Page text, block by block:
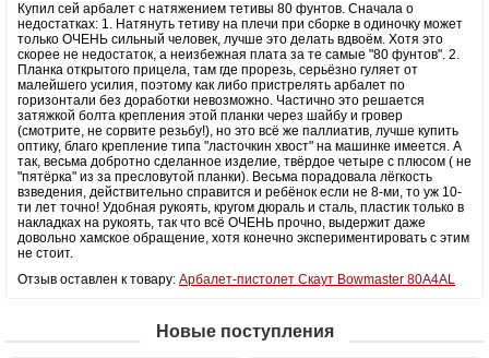
Купил сей арбалет с натяжением тетивы 80 фунтов. Сначала о
недостатках: 1. Натянуть тетиву на плечи при сборке в одиночку может
только ОЧЕНЬ сильный человек, лучше это делать вдвоём. Хотя это
скорее не недостаток, а неизбежная плата за те самые "80 фунтов". 2.
Планка открытого прицела, там где прорезь, серьёзно гуляет от
малейшего усилия, поэтому как либо пристрелять арбалет по
горизонтали без доработки невозможно. Частично это решается
затяжкой болта крепления этой планки через шайбу и гровер
(смотрите, не сорвите резьбу!), но это всё же паллиатив, лучше купить
оптику, благо крепление типа "ласточкин хвост" на машинке имеется. А
так, весьма добротно сделанное изделие, твёрдое четыре с плюсом ( не
"пятёрка" из за пресловутой планки). Весьма порадовала лёгкость
взведения, действительно справится и ребёнок если не 8-ми, то уж 10-
ти лет точно! Удобная рукоять, кругом дюраль и сталь, пластик только в
накладках на рукоять, так что всё ОЧЕНЬ прочно, выдержит даже
довольно хамское обращение, хотя конечно экспериментировать с этим
не стоит.
Отзыв оставлен к товару: Арбалет-пистолет Скаут Bowmaster 80A4AL
Новые поступления